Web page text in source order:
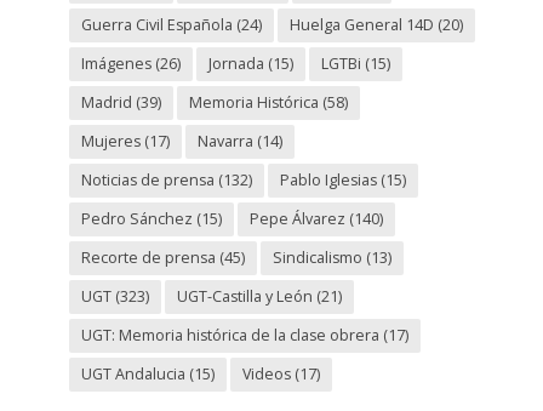
Guerra Civil Española (24) Huelga General 14D (20)
Imágenes(26) Jornada (15) LGTBi (15)
Madrid (39) Memoria Histórica (58)
Mujeres(17) Navarra (14)
Noticias de prensa (132) Pablo Iglesias(15)
Pedro Sánchez (15) Pepe Álvarez (140)
Recorte de prensa (45) Sindicalismo (13)
UGT(323) UGT-Castilla y León (21)
UGT: Memoria histórica de la clase obrera (17)
UGT Andalucia (15) Videos(17)